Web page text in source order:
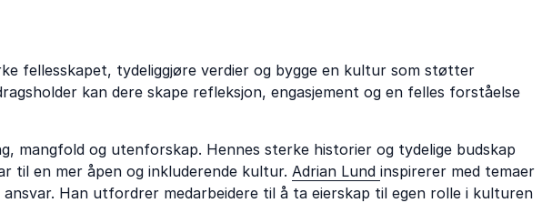
fellesskapet, tydeliggjøre verdier og bygge en kultur som støtter
kan dere skape refleksjon, engasjement og en felles forståelse
mangfold og utenforskap. Hennes sterke historier og tydelige budskap
til en mer åpen og inkluderende kultur. Adrian Lund inspirerer med temaer
Han utfordrer medarbeidere til å ta eierskap til egen rolle i kulturen